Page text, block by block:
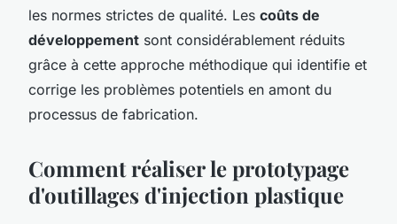
les normes strictes de qualité. Les coûts de
développement sont considérablement réduits
grâce à cette approche méthodique qui identifie et
corrige les problèmes potentiels en amont du
processus de fabrication.
Comment réaliser le prototypage
d'outillages d'injection plastique